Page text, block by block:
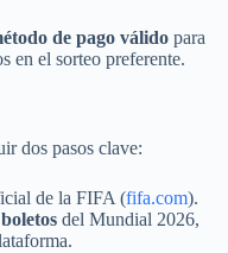
de pago válido para
en el sorteo preferente.
dos pasos clave:
de la FIFA (fifa.com).
del Mundial 2026,